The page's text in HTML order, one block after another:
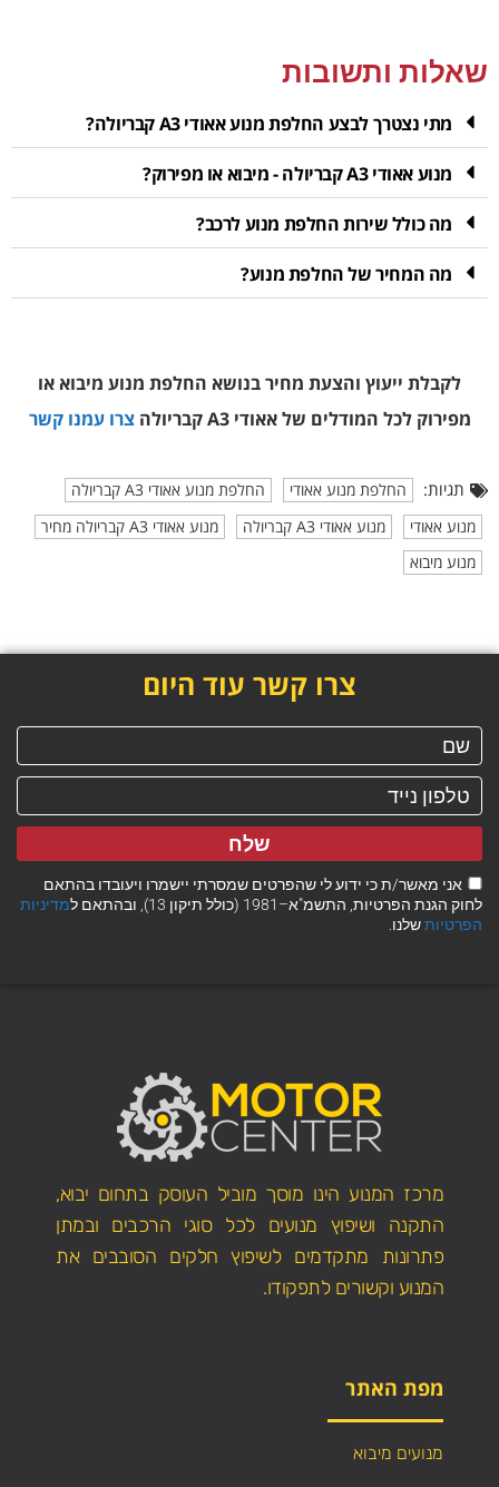
שאלות ותשובות
מתי נצטרך לבצע החלפת מנוע אאודי A3 קבריולה?
מנוע אאודי A3 קבריולה - מיבוא או מפירוק?
מה כולל שירות החלפת מנוע לרכב?
מה המחיר של החלפת מנוע?
לקבלת ייעוץ והצעת מחיר בנושא החלפת מנוע מיבוא או
מפירוקלכל המודלים של אאודי A3 קבריולה צרו עמנו קשר
תגיות: החלפת מנוע אאודי
החלפת מנוע אאודי A3 קבריולה
מנוע אאודי
מנוע אאודי A3 קבריולה
מנוע אאודי A3 קבריולה מחיר
מנוע מיבוא
צרו קשר עוד היום
אני מאשר/ת כי ידוע לי שהפרטים שמסרתי יישמרו ויעובדו בהתאם
לחוק הגנת הפרטיות, התשמ"א–1981 (כולל תיקון 13), ובהתאם ל
מדיניות
הפרטיותשלנו.
שלח
מרכז המנוע הינו מוסך מוביל העוסק בתחום יבוא,
התקנה ושיפוץ מנועים לכל סוגי הרכבים ובמתן
פתרונות מתקדמים לשיפוץ חלקים הסובבים את
המנוע וקשורים לתפקודו.
מפת האתר
מנועים מיבוא